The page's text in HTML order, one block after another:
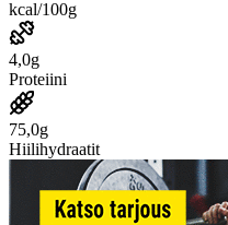
kcal/100g
4,0g
Proteiini
75,0g
Hiilihydraatit